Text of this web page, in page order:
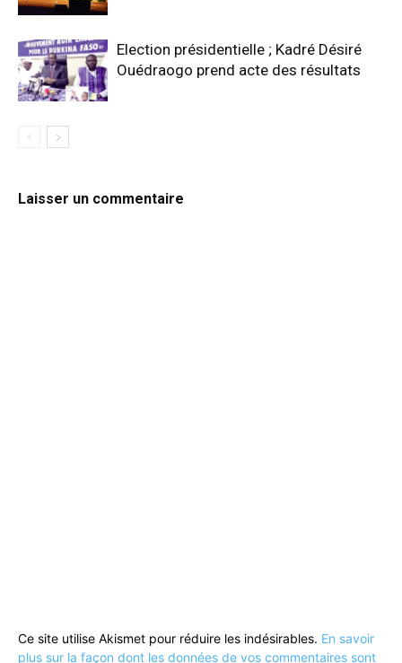
Election présidentielle ; Kadré Désiré
Ouédraogo prend acte des résultats
Laisser un commentaire
Ce site utilise Akismet pour réduire les indésirables. En savoir
plus sur la façon dont les données de vos commentaires sont